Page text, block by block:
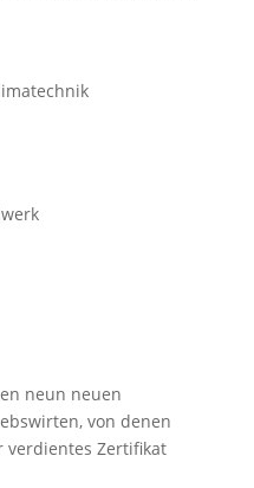
neun neuen
von denen
Zertifikat